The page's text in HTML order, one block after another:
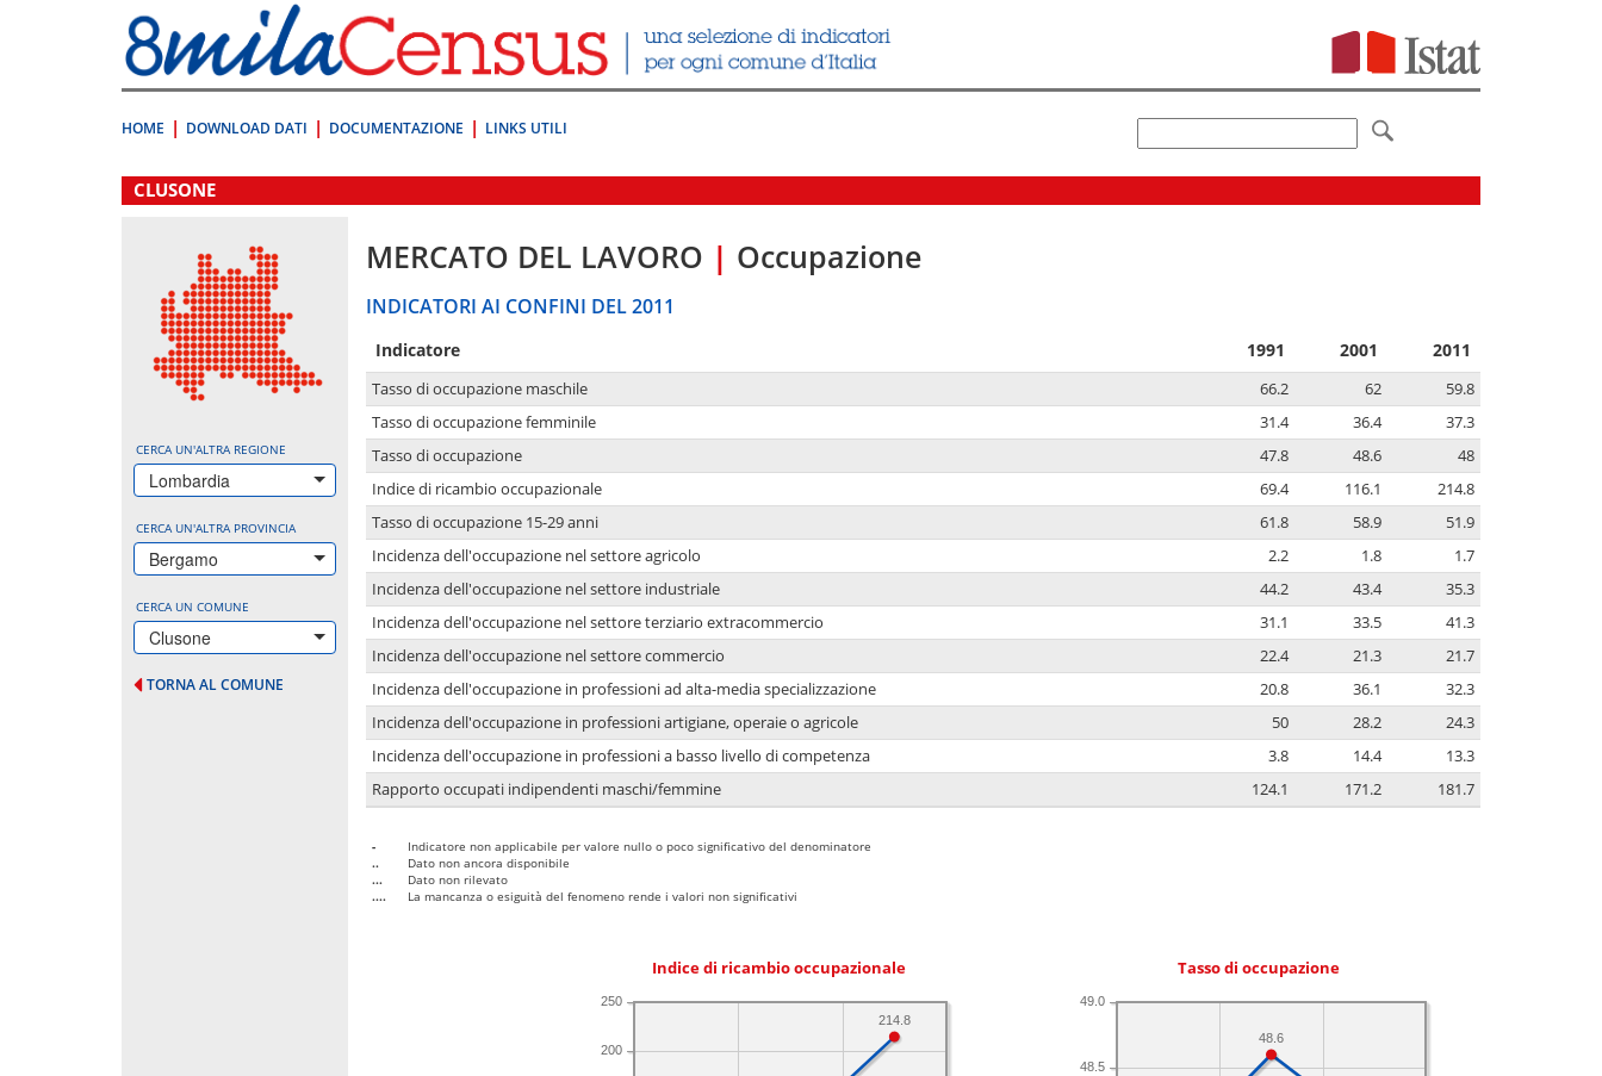
direttamente
a:
Contenuto
HOME DOWNLOAD DATI DOCUMENTAZIONE LINKS UTILI
.
CLUSONE
CERCA UN'ALTRA REGIONE
Lombardia
CERCA UN'ALTRA PROVINCIA
Bergamo
CERCA UN COMUNE
Clusone
TORNA AL COMUNE
MERCATO DEL LAVORO | Occupazione
INDICATORI AI CONFINI DEL 2011
Indicatore 1991 2001 2011
Tasso di occupazione maschile 66.2 62
59.8
Tasso di occupazione femminile
31.4 36.4
37.3
Tasso di occupazione
47.8 48.6
48
Indice di ricambio occupazionale
69.4 116.1
214.8
Tasso di occupazione 15-29 anni
61.8 58.9
51.9
Incidenza dell'occupazione nel settore agricolo
2.2 1.8
1.7
Incidenza dell'occupazione nel settore industriale
44.2 43.4
35.3
Incidenza dell'occupazione nel settore terziario extracommercio
31.1 33.5
41.3
Incidenza dell'occupazione nel settore commercio
22.4 21.3
21.7
Incidenza dell'occupazione in professioni ad alta-media specializzazione
20.8 36.1
32.3
Incidenza dell'occupazione in professioni artigiane, operaie o agricole
50 28.2
24.3
Incidenza dell'occupazione in professioni a basso livello di competenza
3.8 14.4
13.3
Rapporto occupati indipendenti maschi/femmine
124.1 171.2 181.7
-
Indicatore non applicabile per valore nullo o poco significativo del denominatore
..
Dato non ancora disponibile
...
Dato non rilevato
....
La mancanza o esiguità del fenomeno rende i valori non significativi
Indice di ricambio occupazionale
200
250
214.8
Tasso di occupazione
48.5
49.0
48.6